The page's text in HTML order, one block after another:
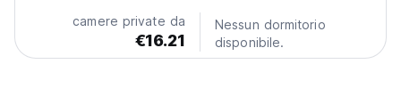
pace. Just a 2-minute walk from the charming
walkway,...camere private da
€16.21
Nessun dormitorio
disponibile.